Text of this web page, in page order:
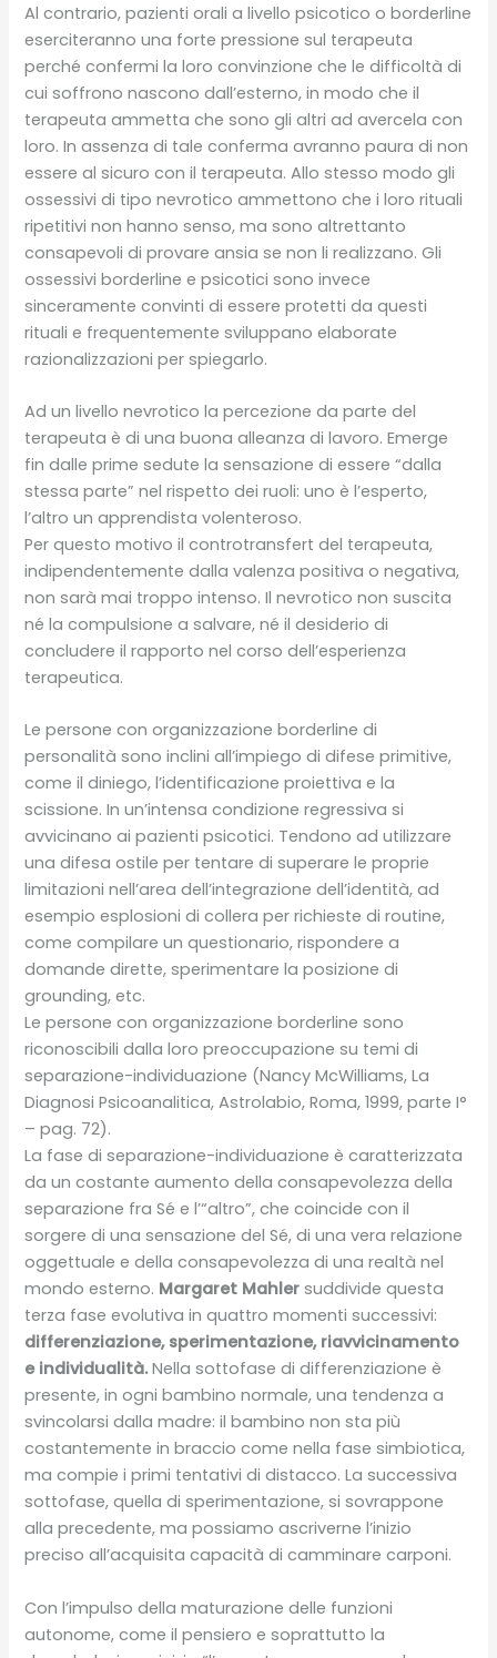
Al contrario, pazienti orali a livello psicotico o borderline
eserciteranno una forte pressione sul terapeuta
perché confermi la loro convinzione che le difficoltà di
cui soffrono nascono dall’esterno, in modo che il
terapeuta ammetta che sono gli altri ad avercela con
loro. In assenza di tale conferma avranno paura di non
essere al sicuro con il terapeuta. Allo stesso modo gli
ossessivi di tipo nevrotico ammettono che i loro rituali
ripetitivi non hanno senso, ma sono altrettanto
consapevoli di provare ansia se non li realizzano. Gli
ossessivi borderline e psicotici sono invece
sinceramente convinti di essere protetti da questi
rituali e frequentemente sviluppano elaborate
razionalizzazioni per spiegarlo.
Ad un livello nevrotico la percezione da parte del
terapeuta è di una buona alleanza di lavoro. Emerge
fin dalle prime sedute la sensazione di essere “dalla
stessa parte” nel rispetto dei ruoli: uno è l’esperto,
l’altro un apprendista volenteroso.
Per questo motivo il controtransfert del terapeuta,
indipendentemente dalla valenza positiva o negativa,
non sarà mai troppo intenso. Il nevrotico non suscita
né la compulsione a salvare, né il desiderio di
concludere il rapporto nel corso dell’esperienza
terapeutica.
Le persone con organizzazione borderline di
personalità sono inclini all’impiego di difese primitive,
come il diniego, l’identificazione proiettiva e la
scissione. In un’intensa condizione regressiva si
avvicinano ai pazienti psicotici. Tendono ad utilizzare
una difesa ostile per tentare di superare le proprie
limitazioni nell’area dell’integrazione dell’identità, ad
esempio esplosioni di collera per richieste di routine,
come compilare un questionario, rispondere a
domande dirette, sperimentare la posizione di
grounding, etc.
Le persone con organizzazione borderline sono
riconoscibili dalla loro preoccupazione su temi di
separazione-individuazione (Nancy McWilliams, La
Diagnosi Psicoanalitica, Astrolabio, Roma, 1999, parte I°
– pag. 72).
La fase di separazione-individuazione è caratterizzata
da un costante aumento della consapevolezza della
separazione fra Sé e l’“altro”, che coincide con il
sorgere di una sensazione del Sé, di una vera relazione
oggettuale e della consapevolezza di una realtà nel
mondo esterno. Margaret Mahler suddivide questa
terza fase evolutiva in quattro momenti successivi:
differenziazione, sperimentazione, riavvicinamento
e individualità.Nella sottofase di differenziazione è
presente, in ogni bambino normale, una tendenza a
svincolarsi dalla madre: il bambino non sta più
costantemente in braccio come nella fase simbiotica,
ma compie i primi tentativi di distacco. La successiva
sottofase, quella di sperimentazione, si sovrappone
alla precedente, ma possiamo ascriverne l’inizio
preciso all’acquisita capacità di camminare carponi.
Con l’impulso della maturazione delle funzioni
autonome, come il pensiero e soprattutto la